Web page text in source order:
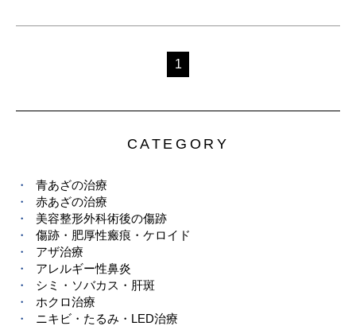
1
CATEGORY
青あざの治療
赤あざの治療
美容整形外科術後の傷跡
傷跡・肥厚性瘢痕・ケロイド
アザ治療
アレルギー性鼻炎
シミ・ソバカス・肝斑
ホクロ治療
ニキビ・たるみ・LED治療